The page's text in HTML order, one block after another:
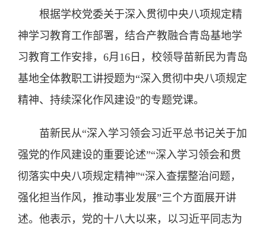
根据学校党委关于深入贯彻中央八项规定精
神学习教育工作部署，结合产教融合青岛基地学
习教育工作安排，6月16日，校领导苗新民为青岛
基地全体教职工讲授题为“深入贯彻中央八项规定
精神、持续深化作风建设”的专题党课。
苗新民从“深入学习领会习近平总书记关于加
强党的作风建设的重要论述”“深入学习领会和贯
彻落实中央八项规定精神”“深入查摆整治问题，
强化担当作风，推动事业发展”三个方面展开讲
述。他表示，党的十八大以来，以习近平同志为